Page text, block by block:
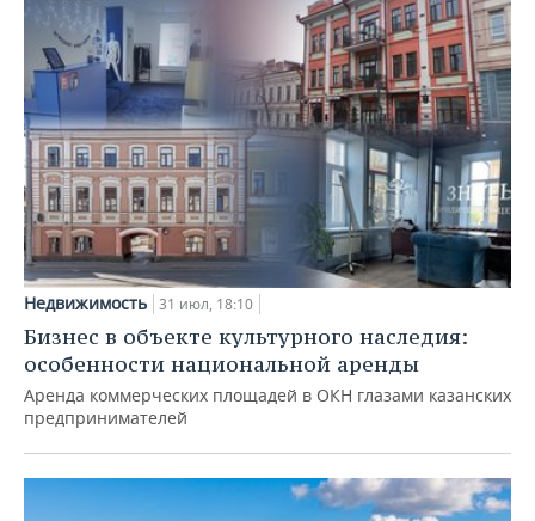
Недвижимость 31 июл, 18:10
Бизнес в объекте культурного наследия:
особенности национальной аренды
Аренда коммерческих площадей в ОКН глазами казанских
предпринимателей